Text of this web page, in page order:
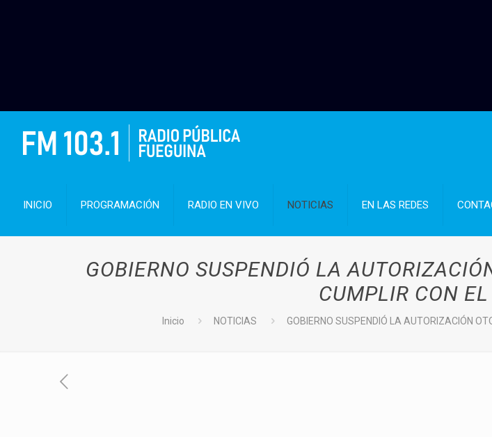
INICIO PROGRAMACIÓN RADIO EN VIVO NOTICIAS EN LAS REDES
GOBIERNO SUSPENDIÓ LA
CUMPLIR CON
Inicio NOTICIAS GOBIERNO SUSPENDIÓ LA AUTORIZACIÓN